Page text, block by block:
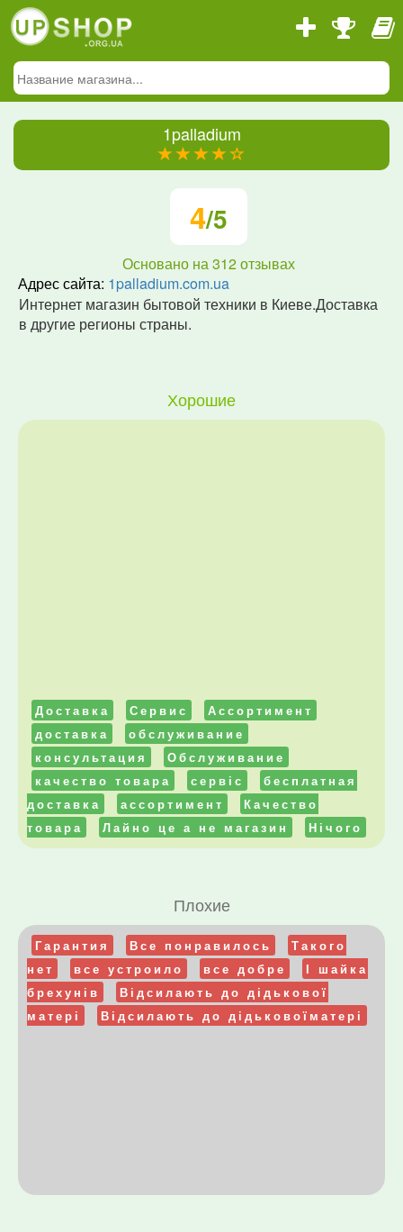
1palladium
(*)(*) (*) (*) (
)
4/5
Основано на312отзывах
Адрес сайта: 1palladium.com.ua
Интернет магазин бытовой техники в Киеве.Доставка
в другие регионы страны.
Хорошие
Доставка Сервис
Ассортимент
доставка
обслуживание
консультация
Обслуживание
качество товара
сервіс
бесплатная
доставка
ассортимент
Качество
товара
Лайно це а не магазин Нічого
Плохие
Гарантия Все понравилось
Такого
нет
все устроило все добре
І шайка
брехунів
Відсилають до дідькової
матері
Відсилають до дідьковоїматері